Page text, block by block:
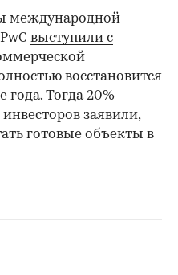
международной
выступили с
восстановится
Тогда 20%
заявили,
готовые объекты в